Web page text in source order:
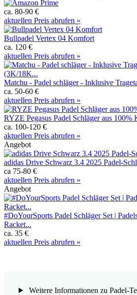
ca. 80-90 €
aktuellen Preis abrufen »
Bullpadel Vertex 04 Komfort
ca. 120 €
aktuellen Preis abrufen »
Matchu - Padel schläger - Inklusive
ca. 50-60 €
aktuellen Preis abrufen »
RYZE Pegasus Padel Schläger aus 100%
ca. 100-120 €
aktuellen Preis abrufen »
Angebot
adidas Drive Schwarz 3.4 2025 Padel-
ca 75-80 €
aktuellen Preis abrufen »
Angebot
#DoYourSports Padel Schläger Set |
Racket...
ca. 35 €
aktuellen Preis abrufen »
Weitere Informationen zu Padel-